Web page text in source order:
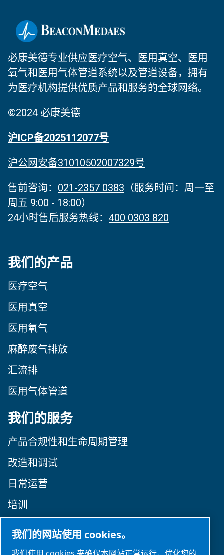
必康美德专业供应医疗空气、医用真空、医用
氧气和医用气体管道系统以及管道设备，拥有
为医疗机构提供优质产品和服务的全球网络。
©2024 必康美德
沪ICP备2025112077号
沪公网安备31010502007329号
售前咨询： 021-2357 0383 （服务时间‌：周一至
周五 9:00 - 18:00）
24小时售后服务热线： 400 0303 820
我们的产品
医疗空气
医用真空
医用氧气
麻醉废气排放
汇流排
医用气体管道
我们的服务
产品合规性和生命周期管理
改造和调试
日常运营
培训
关注我们
我们的网站使用 cookies。